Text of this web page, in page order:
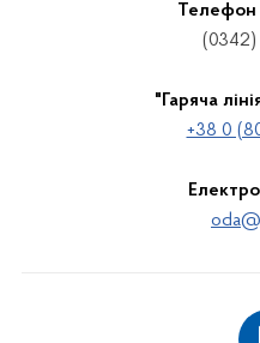
Телефон
(0342)
"Гаряча
+38 0